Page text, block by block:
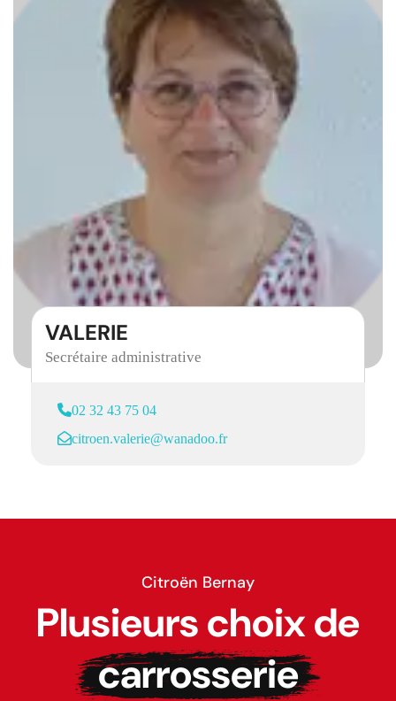
VALERIE
Secrétaire administrative
02 32 43 75 04
citroen.valerie@wanadoo.fr
Citroën Bernay
Plusieurs choix de
carrosserie